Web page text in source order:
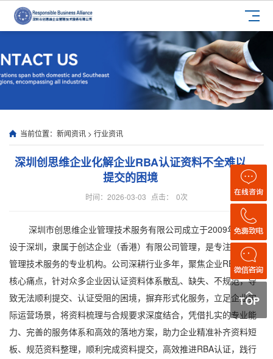
当前位置： 新闻资讯 > 行业资讯
深圳创思维企业化解企业RBA认证资料不全难以
提交的困境
时间：2026-03-03 点击： 0次
深圳市创思维企业管理技术服务有限公司成立于2009年，总部
设于深圳，隶属于创达企业（香港）有限公司管理，是专注于企业
管理技术服务的专业机构。公司深耕行业多年，聚焦企业RBA认证
核心痛点，针对众多企业因认证资料体系散乱、缺失、不规范，导
致无法顺利提交、认证受阻的困境，摒弃形式化服务，立足企业实
际运营场景，将资料梳理与合规要求深度结合，凭借扎实的专业能
力、完善的服务体系和高效的落地方案，助力企业精准补齐资料短
板、规范资料整理，顺利完成资料提交，高效推进RBA认证，践行